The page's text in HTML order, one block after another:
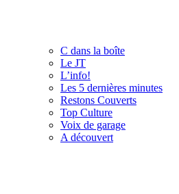
C dans la boîte
Le JT
L’info!
Les 5 dernières minutes
Restons Couverts
Top Culture
Voix de garage
A découvert